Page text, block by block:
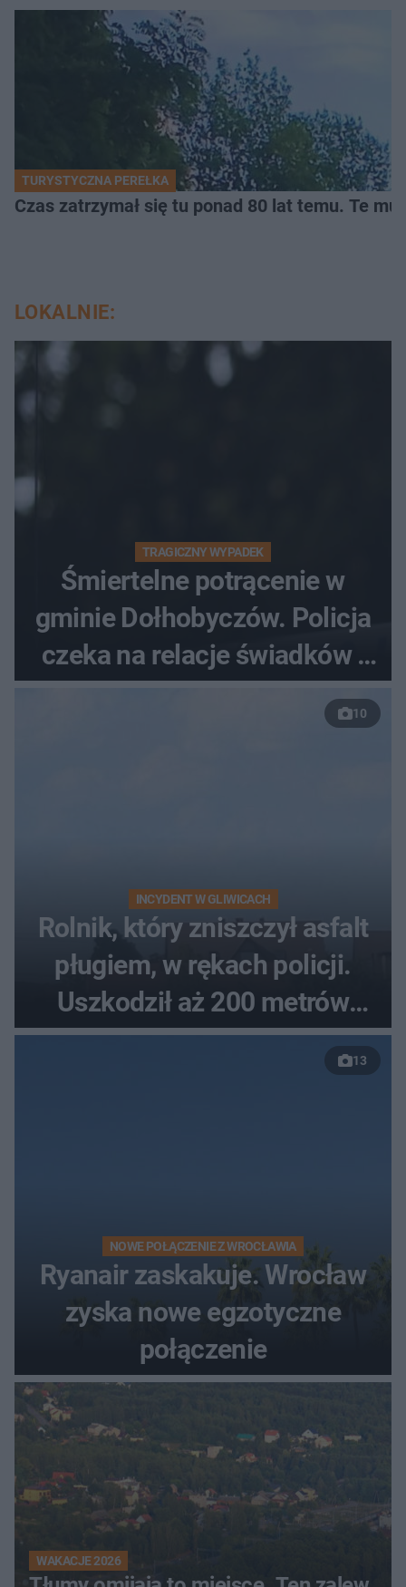
TURYSTYCZNA PEREŁKA
Czas zatrzymał się tu ponad 80 lat temu. Te
LOKALNIE:
TRAGICZNY WYPADEK
Śmiertelne potrącenie w
gminie Dołhobyczów. Policja
czeka na relacje świadków i
nagrania z kamer
10
INCYDENT W GLIWICACH
Rolnik, który zniszczył asfalt
pługiem, w rękach policji.
Uszkodził aż 200 metrów
nowej drogi
13
NOWE POŁĄCZENIE Z WROCŁAWIA
Ryanair zaskakuje. Wrocław
zyska nowe egzotyczne
połączenie
WAKACJE 2026